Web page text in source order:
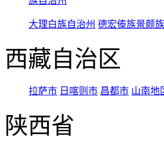
大理白族自治州 德宏傣族景颇
西藏自治区
拉萨市 日喀则市 昌都市 山南地
陕西省